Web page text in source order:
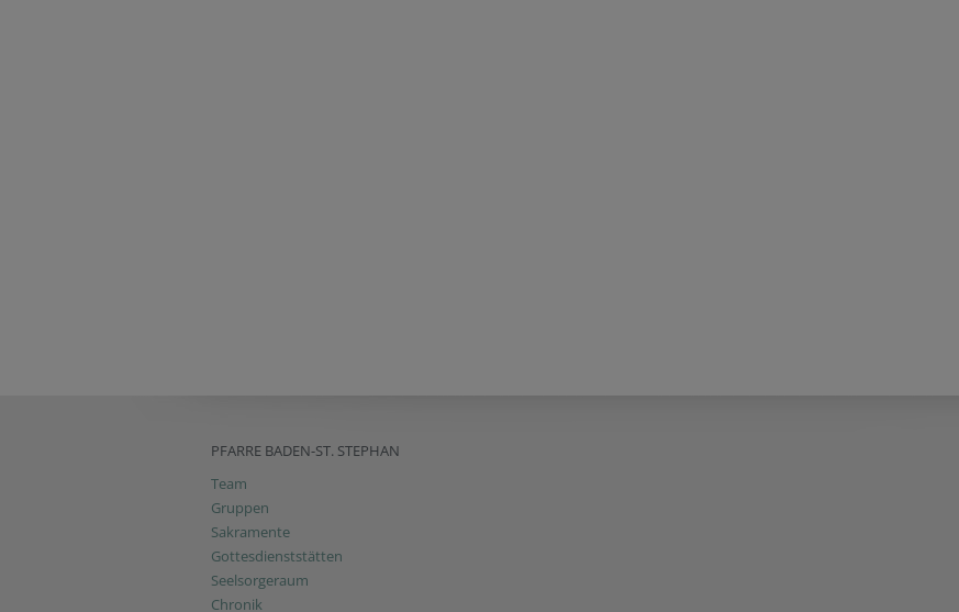
PFARRE BADEN-ST. STEPHAN
Team
Gruppen
Sakramente
Gottesdienststätten
Seelsorgeraum
Chronik